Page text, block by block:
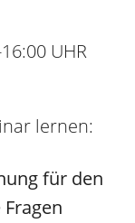
UHR
lernen:
für den